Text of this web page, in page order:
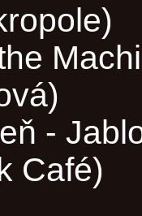
-
Café)